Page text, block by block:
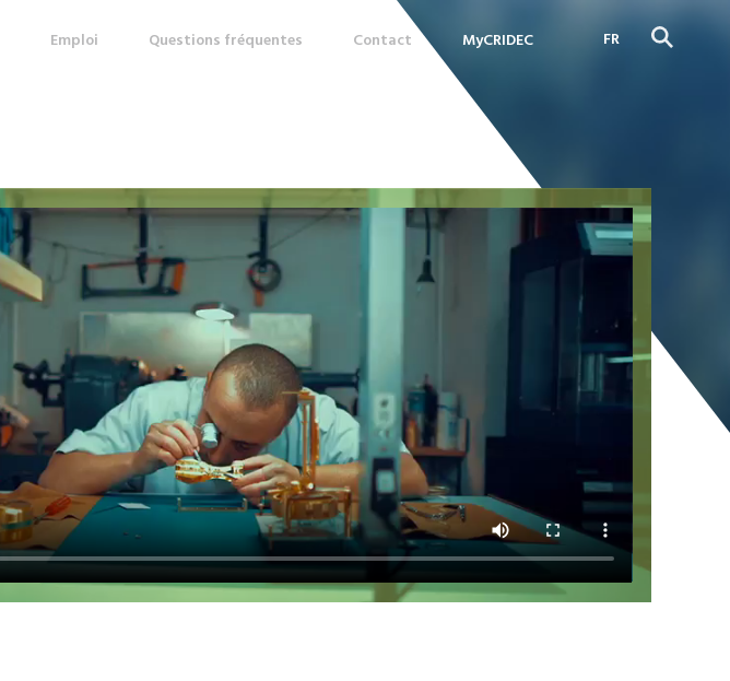
Emploi Questions fréquentes Contact MyCRIDEC
FR